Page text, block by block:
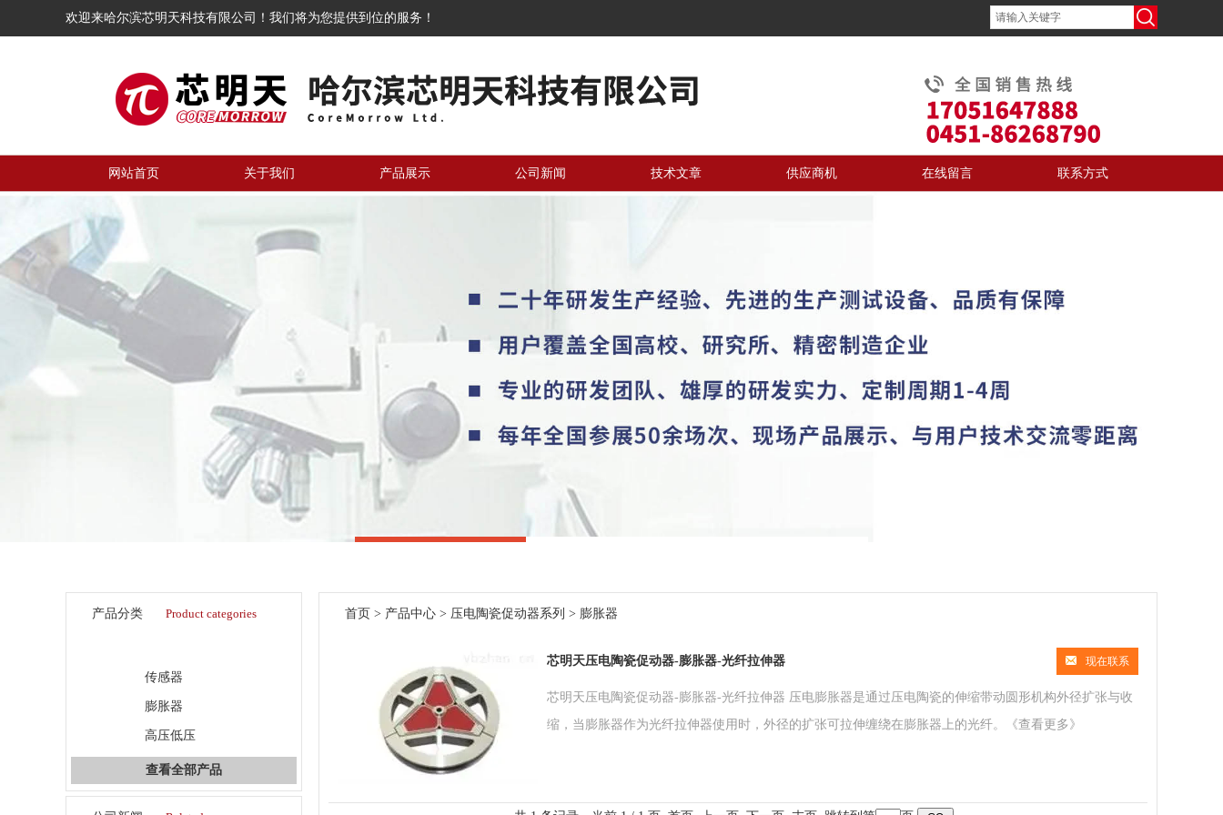
欢迎来哈尔滨芯明天科技有限公司！我们将为您提供到位的服务！
网站首页 关于我们 产品展示 公司新闻 技术文章 供应商机 在线留言 联系方式
产品分类 Product categories
传感器
膨胀器
高压低压
查看全部产品
首页 > 产品中心 > 压电陶瓷促动器系列 > 膨胀器
现在联系
芯明天压电陶瓷促动器-膨胀器-光纤拉伸器
芯明天压电陶瓷促动器-膨胀器-光纤拉伸器 压电膨胀器是通过压电陶瓷的伸缩带动圆形机构外径扩张与收
缩，当膨胀器作为光纤拉伸器使用时，外径的扩张可拉伸缠绕在膨胀器上的光纤。
《查看更多》